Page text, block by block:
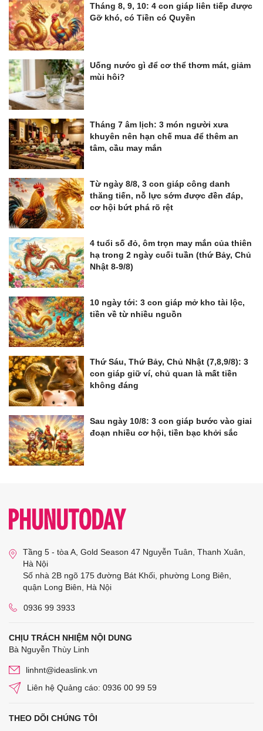
Tháng 8, 9, 10: 4 con giáp liên tiếp được
Gỡ khó, có Tiền có Quyền
Uống nước gì để cơ thể thơm mát, giảm
mùi hôi?
Tháng 7 âm lịch: 3 món người xưa
khuyên nên hạn chế mua để thêm an
tâm, cầu may mắn
Từ ngày 8/8, 3 con giáp công danh
thăng tiến, nỗ lực sớm được đền đáp,
cơ hội bứt phá rõ rệt
4 tuổi số đỏ, ôm trọn may mắn của thiên
hạ trong 2 ngày cuối tuần (thứ Bảy, Chủ
Nhật 8-9/8)
10 ngày tới: 3 con giáp mở kho tài lộc,
tiền về từ nhiều nguồn
Thứ Sáu, Thứ Bảy, Chủ Nhật (7,8,9/8): 3
con giáp giữ ví, chủ quan là mất tiền
không đáng
Sau ngày 10/8: 3 con giáp bước vào giai
đoạn nhiều cơ hội, tiền bạc khởi sắc
Tầng 5 - tòa A, Gold Season 47 Nguyễn Tuân, Thanh Xuân,
Hà Nội
Số nhà 2B ngõ 175 đường Bát Khối, phường Long Biên,
quận Long Biên, Hà Nội
0936 99 3933
CHỊU TRÁCH NHIỆM NỘI DUNG
Bà Nguyễn Thùy Linh
linhnt@ideaslink.vn
Liên hệ Quảng cáo: 0936 00 99 59
THEO DÕI CHÚNG TÔI